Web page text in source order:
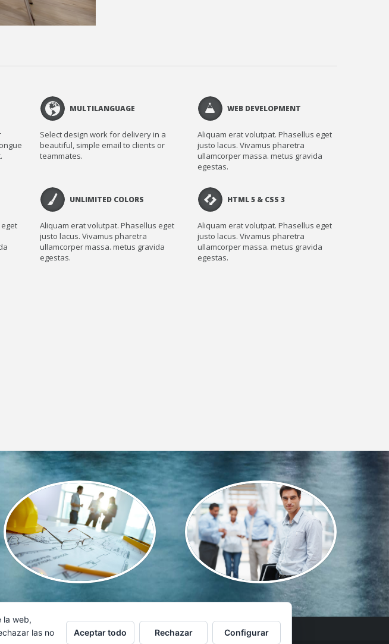
MULTILANGUAGE
Select design work for delivery in a
beautiful, simple email to clients or
teammates.
WEB DEVELOPMENT
Aliquam erat volutpat. Phasellus eget
justo lacus. Vivamus pharetra
ullamcorper massa. metus gravida
egestas.
UNLIMITED COLORS
Aliquam erat volutpat. Phasellus eget
justo lacus. Vivamus pharetra
ullamcorper massa. metus gravida
egestas.
HTML 5 & CSS 3
Aliquam erat volutpat. Phasellus eget
justo lacus. Vivamus pharetra
ullamcorper massa. metus gravida
egestas.
la web,
las no
Aceptar todo Rechazar Configurar